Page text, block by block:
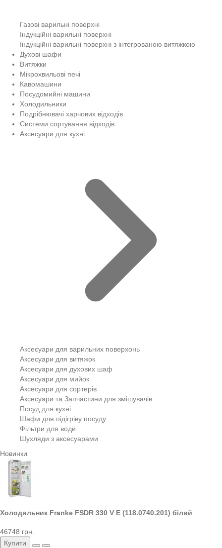
Газові варильні поверхні
Індукційні варильні поверхні
Індукційні варильні поверхні з інтегрованою витяжкою
Духові шафи
Витяжки
Мікрохвильові печі
Кавомашини
Посудомийні машини
Холодильники
Подрібнювачі харчових відходів
Системи сортування відходів
Аксесуари для кухні
Аксесуари для варильних поверхонь
Аксесуари для витяжок
Аксесуари для духових шаф
Аксесуари для мийок
Аксесуари для сортерів
Аксесуари та Запчастини для змішувачів
Посуд для кухні
Шафи для підігріву посуду
Фільтри для води
Шухляди з аксесуарами
Новинки
Холодильник Franke FSDR 330 V E (118.0740.201) білий
46748 грн.
Купити